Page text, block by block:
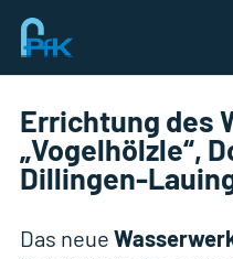
Errichtung des
„Vogelhölzle“,
Dillingen-
Das neue